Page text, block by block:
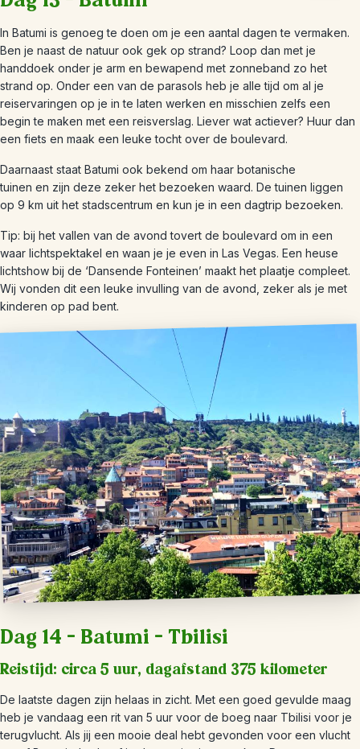
In Batumi is genoeg te doen om je een aantal dagen te vermaken.
Ben je naast de natuur ook gek op strand? Loop dan met je
handdoek onder je arm en bewapend met zonneband zo het
strand op. Onder een van de parasols heb je alle tijd om al je
reiservaringen op je in te laten werken en misschien zelfs een
begin te maken met een reisverslag. Liever wat actiever? Huur dan
een fiets en maak een leuke tocht over de boulevard.
Daarnaast staat Batumi ook bekend om haar botanische
tuinen en zijn deze zeker het bezoeken waard. De tuinen liggen
op 9 km uit het stadscentrum en kun je in een dagtrip bezoeken.
Tip: bij het vallen van de avond tovert de boulevard om in een
waar lichtspektakel en waan je je even in Las Vegas. Een heuse
lichtshow bij de ‘Dansende Fonteinen’ maakt het plaatje compleet.
Wij vonden dit een leuke invulling van de avond, zeker als je met
kinderen op pad bent.
Dag 14 – Batumi – Tbilisi
Reistijd: circa 5 uur, dagafstand 375 kilometer
De laatste dagen zijn helaas in zicht. Met een goed gevulde maag
heb je vandaag een rit van 5 uur voor de boeg naar Tbilisi voor je
terugvlucht. Als jij een mooie deal hebt gevonden voor een vlucht